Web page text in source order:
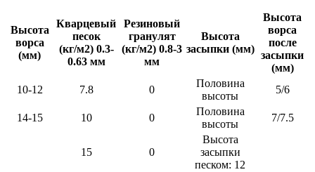
Высота
ворса
(мм)
Кварцевый
песок
(кг/м2) 0.3-
0.63 мм
Резиновый
гранулят
(кг/м2) 0.8-3
мм
Высота
засыпки (мм)
Высота
ворса
после
засыпки
(мм)
10-12
7.8 0
Половина
высоты
5/6
14-15 10 0
Половина
высоты
7/7.5
15 0
Высота
засыпки
песком: 12